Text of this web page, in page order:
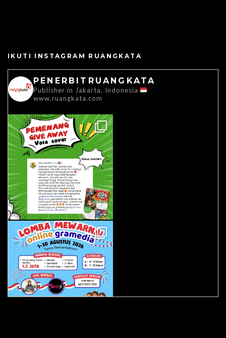
IKUTI INSTAGRAM RUANGKATA
PENERBITRUANGKATA
Publisher in Jakarta, Indonesia
www.ruangkata.com